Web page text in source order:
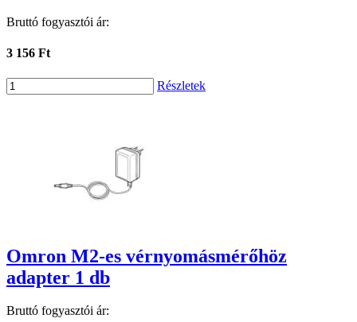
Bruttó fogyasztói ár:
3 156 Ft
Részletek
Omron M2-es vérnyomásmérőhöz
adapter 1 db
Bruttó fogyasztói ár: